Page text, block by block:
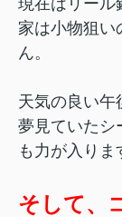
家は小物狙い
ん。
天気の良い午
夢見ていたシ
も力が入りま
そして、